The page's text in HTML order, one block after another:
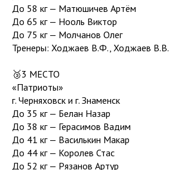
До 58 кг — Матюшичев Артём
До 65 кг — Нооль Виктор
До 75 кг — Молчанов Олег
Тренеры: Ходжаев В.Ф., Ходжаев В.В.
🥉3 МЕСТО
«Патриоты»
г. Черняховск и г. Знаменск
До 35 кг — Белан Назар
До 38 кг — Герасимов Вадим
До 41 кг — Василькин Макар
До 44 кг — Королев Стас
До 52 кг — Рязанов Артур